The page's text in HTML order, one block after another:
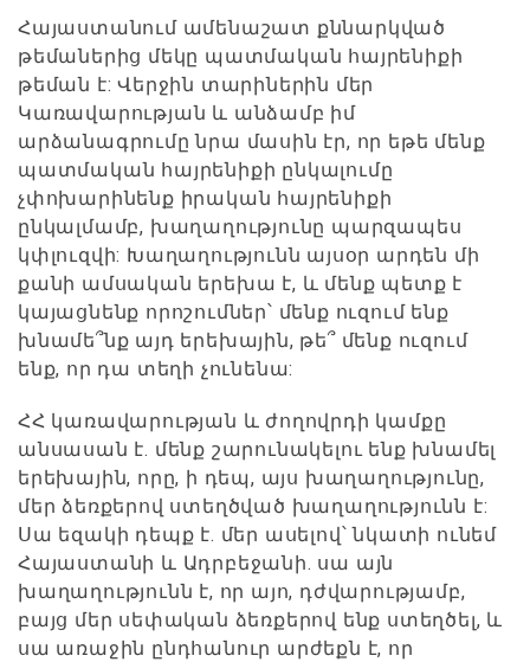
Հայաստանում ամենաշատ քննարկված
թեմաներից մեկը պատմական հայրենիքի
թեման է: Վերջին տարիներին մեր
Կառավարության և անձամբ իմ
արձանագրումը նրա մասին էր, որ եթե մենք
պատմական հայրենիքի ընկալումը
չփոխարինենք իրական հայրենիքի
ընկալմամբ, խաղաղությունը պարզապես
կփլուզվի: Խաղաղությունն այսօր արդեն մի
քանի ամսական երեխա է, և մենք պետք է
կայացնենք որոշումներ՝ մենք ուզում ենք
խնամե՞նք այդ երեխային, թե՞ մենք ուզում
ենք, որ դա տեղի չունենա:
ՀՀ կառավարության և ժողովրդի կամքը
անսասան է. մենք շարունակելու ենք խնամել
երեխային, որը, ի դեպ, այս խաղաղությունը,
մեր ձեռքերով ստեղծված խաղաղությունն է:
Սա եզակի դեպք է. մեր ասելով՝ նկատի ունեմ
Հայաստանի և Ադրբեջանի. սա այն
խաղաղությունն է, որ այո, դժվարությամբ,
բայց մեր սեփական ձեռքերով ենք ստեղծել, և
սա առաջին ընդհանուր արժեքն է, որ